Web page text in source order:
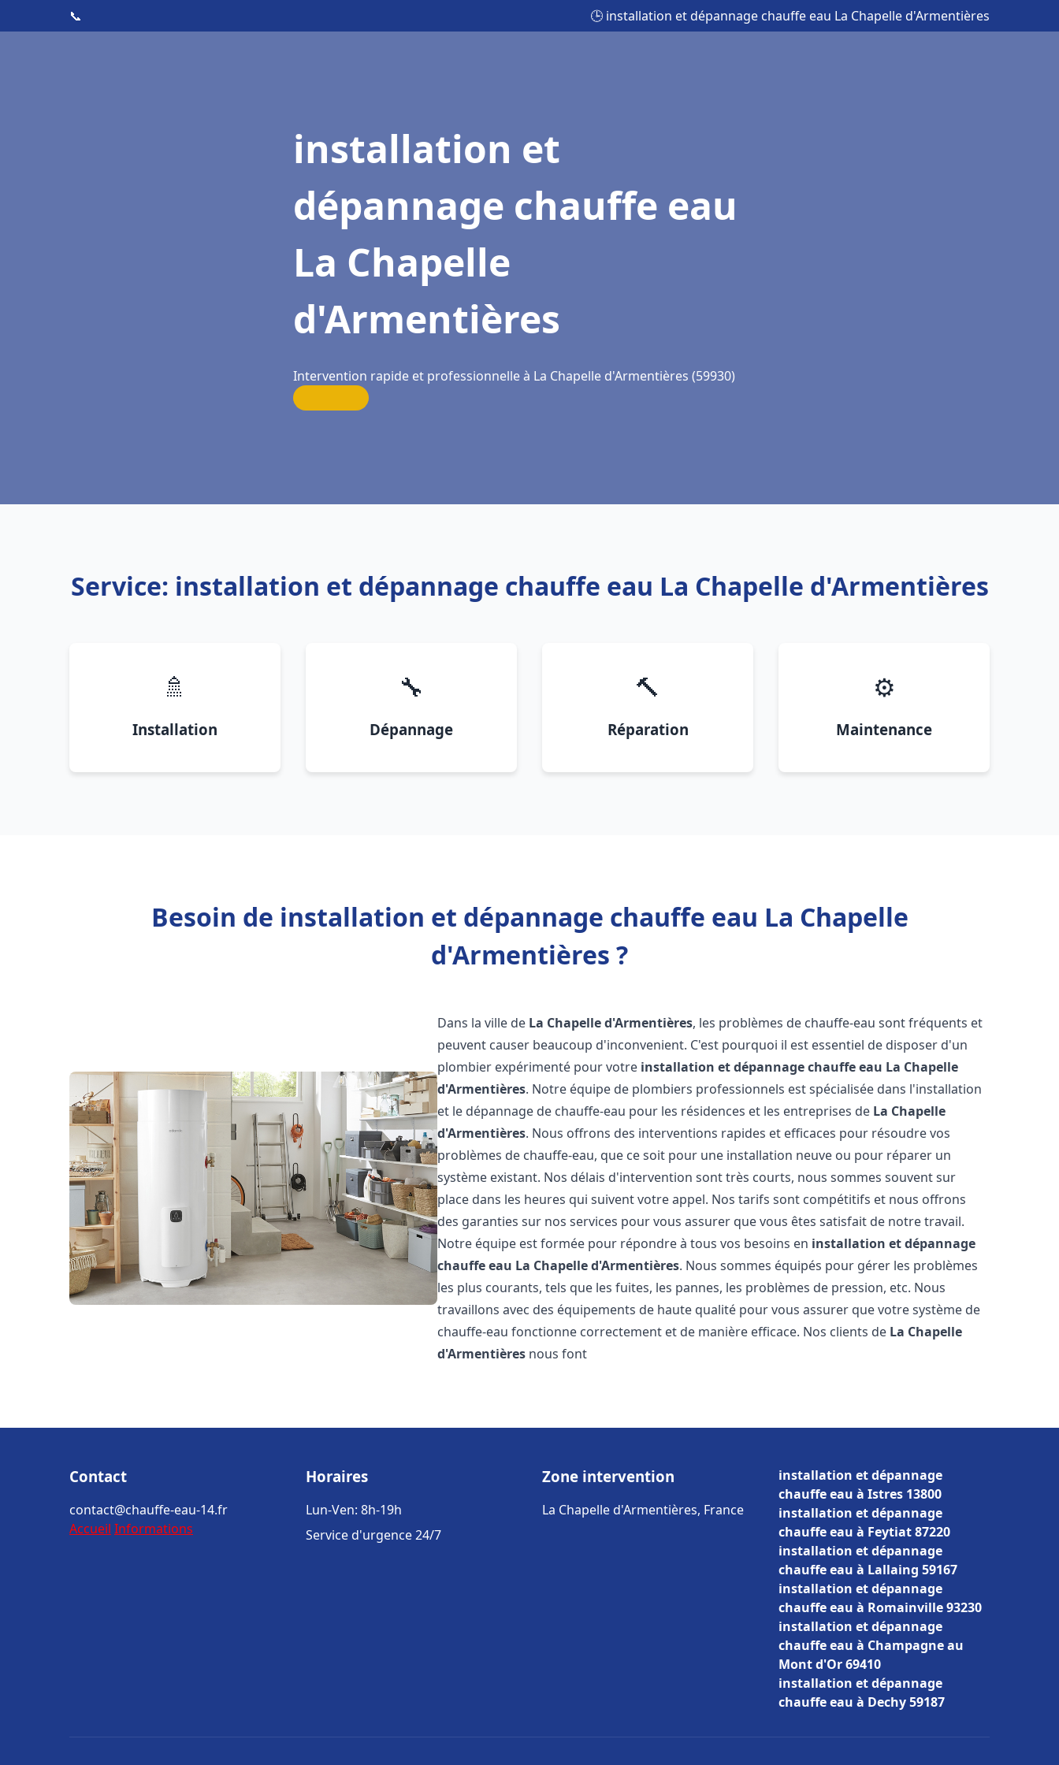
📞 🕒 installation et dépannage chauffe eau La Chapelle d'Armentières
installation et
dépannage chauffe eau
La Chapelle
d'Armentières
Intervention rapide et professionnelle à La Chapelle d'Armentières (59930)
Service: installation et dépannage chauffe eau La Chapelle d'Armentières
🚿
Installation
🔧
Dépannage
🔨
Réparation
⚙️
Maintenance
Besoin de installation et dépannage chauffe eau La Chapelle
d'Armentières ?
Dans la ville de La Chapelle d'Armentières, les problèmes de chauffe-eau sont fréquents et
peuvent causer beaucoup d'inconvenient. C'est pourquoi il est essentiel de disposer d'un
plombier expérimenté pour votre installation et dépannage chauffe eau La Chapelle
d'Armentières. Notre équipe de plombiers professionnels est spécialisée dans l'installation
et le dépannage de chauffe-eau pour les résidences et les entreprises de La Chapelle
d'Armentières. Nous offrons des interventions rapides et efficaces pour résoudre vos
problèmes de chauffe-eau, que ce soit pour une installation neuve ou pour réparer un
système existant. Nos délais d'intervention sont très courts, nous sommes souvent sur
place dans les heures qui suivent votre appel. Nos tarifs sont compétitifs et nous offrons
des garanties sur nos services pour vous assurer que vous êtes satisfait de notre travail.
Notre équipe est formée pour répondre à tous vos besoins en installation et dépannage
chauffe eau La Chapelle d'Armentières. Nous sommes équipés pour gérer les problèmes
les plus courants, tels que les fuites, les pannes, les problèmes de pression, etc. Nous
travaillons avec des équipements de haute qualité pour vous assurer que votre système de
chauffe-eau fonctionne correctement et de manière efficace. Nos clients de La Chapelle
d'Armentières nous font
Contact
contact@chauffe-eau-14.fr
Accueil Informations
Horaires
Lun-Ven: 8h-19h
Service d'urgence 24/7
Zone intervention
La Chapelle d'Armentières, France
installation et dépannage
chauffe eau à Istres 13800
installation et dépannage
chauffe eau à Feytiat 87220
installation et dépannage
chauffe eau à Lallaing 59167
installation et dépannage
chauffe eau à Romainville 93230
installation et dépannage
chauffe eau à Champagne au
Mont d'Or 69410
installation et dépannage
chauffe eau à Dechy 59187